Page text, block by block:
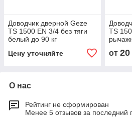
Доводчик дверной Geze
TS 1500 EN 3/4 без тяги
белый до 90 кг
Цену уточняйте
TS
от 20
О нас
Рейтинг не сформирован
Менее 5 отзывов за последний